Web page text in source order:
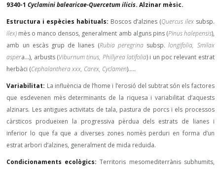
9340-1Cyclamini balearicae-Quercetum ilicis. Alzinar mèsic.
Estructura i espècies habituals: Boscos d’alzines (Quercus ilexsubsp.
ilex) mès o manco densos, generalment amb alguns pins (Pinus halepensis),
amb un escàs grup de lianes (Rubia peregrinasubsp.longifolia, Smilax
aspera…), arbusts (Viburnum tinus, Phillyrea latifolia) i un poc relevant estrat
herbàci (Cephalanthera xxx, Carex, Cyclamen)…..
Variabilitat: La influència de l’home i l’erosió del subtrat són els factores
que esdevenen mès determinants de la riquesa i variabilitat d’aquests
alzinars. Les antigues activitats de tala, pastura de porcs i els processos
càrsticos produeixen la progressiva pèrdua dels estrats de lianes i
inferior lo que fa que a diverses zones nomès perduri en forma d’un
estrat arbori d’alzines, generalment de mida reduida.
Condicionaments ecològics: Territoris mesomediterrànis subhumits,